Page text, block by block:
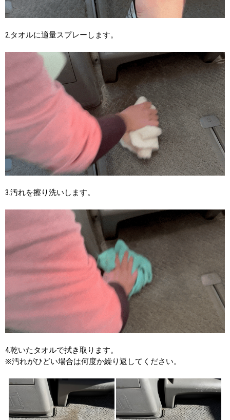
2.タオルに適量スプレーします。
3.汚れを擦り洗いします。
4.乾いたタオルで拭き取ります。
※汚れがひどい場合は何度か繰り返してください。